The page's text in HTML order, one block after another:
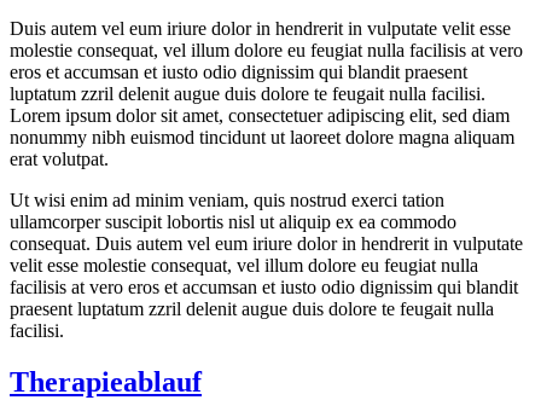
Duis autem vel eum iriure dolor in hendrerit in vulputate velit esse
molestie consequat, vel illum dolore eu feugiat nulla facilisis at vero
eros et accumsan et iusto odio dignissim qui blandit praesent
luptatum zzril delenit augue duis dolore te feugait nulla facilisi.
Lorem ipsum dolor sit amet, consectetuer adipiscing elit, sed diam
nonummy nibh euismod tincidunt ut laoreet dolore magna aliquam
erat volutpat.
Ut wisi enim ad minim veniam, quis nostrud exerci tation
ullamcorper suscipit lobortis nisl ut aliquip ex ea commodo
consequat. Duis autem vel eum iriure dolor in hendrerit in vulputate
velit esse molestie consequat, vel illum dolore eu feugiat nulla
facilisis at vero eros et accumsan et iusto odio dignissim qui blandit
praesent luptatum zzril delenit augue duis dolore te feugait nulla
facilisi.
Therapieablauf